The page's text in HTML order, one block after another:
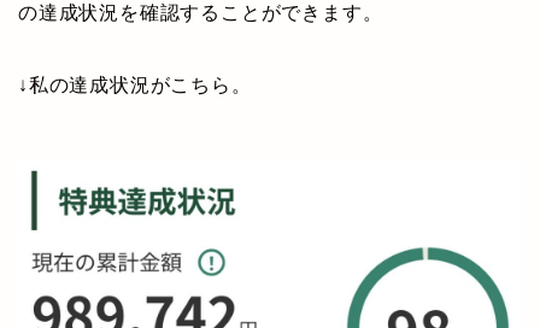
の達成状況を確認することができます。
↓私の達成状況がこちら。